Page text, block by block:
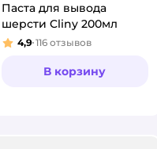
Паста для вывода
шерсти Cliny 200мл
Рейтинг:
4,9 116 отзывов
В корзину